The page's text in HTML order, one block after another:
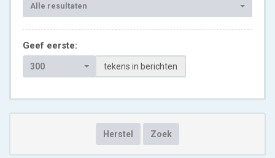
Alle resultaten
Geef eerste:
300 tekens in berichten
Herstel Zoek